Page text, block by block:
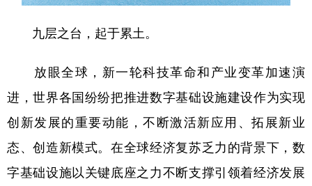
浙江 安徽 福建 江西
山东 河南
广东 广西 海南 重庆
四川 贵州 云南 西藏
陕西 甘肃 青海 宁夏
新疆 内蒙古 黑龙江
九层之台，起于累土。
放眼全球，新一轮科技革命和产业变革加速演
进，世界各国纷纷把推进数字基础设施建设作为实现
创新发展的重要动能，不断激活新应用、拓展新业
态、创造新模式。在全球经济复苏乏力的背景下，数
字基础设施以关键底座之力不断支撑引领着经济发展